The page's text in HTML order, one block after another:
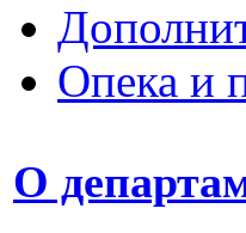
Опека и
О